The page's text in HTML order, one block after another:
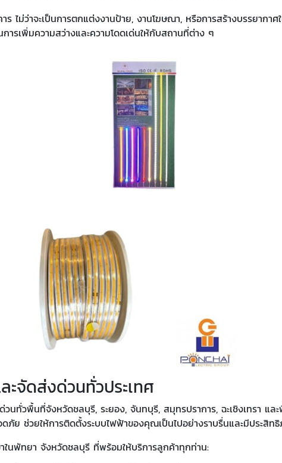
ร ไม่ว่าจะเป็นการตกแต่งงานป้าย, งานโฆษณา, หรือการสร้างบรรยากา
รเพิ่มความสว่างและความโดดเด่นให้กับสถานที่ต่าง ๆ
จัดส่งด่วนทั่วประเทศ
ทั่วพื้นที่จังหวัดชลบุรี, ระยอง, จันทบุรี, สมุทรปราการ, ฉะเชิงเทรา แ
ย ช่วยให้การติดตั้งระบบไฟฟ้าของคุณเป็นไปอย่างราบรื่นและมีประสิท
นพัทยา จังหวัดชลบุรี ที่พร้อมให้บริการลูกค้าทุกท่าน: